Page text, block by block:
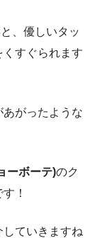
、優しいタッ
すぐられます
がったような
ーボーテ)のク
！
ていきますね